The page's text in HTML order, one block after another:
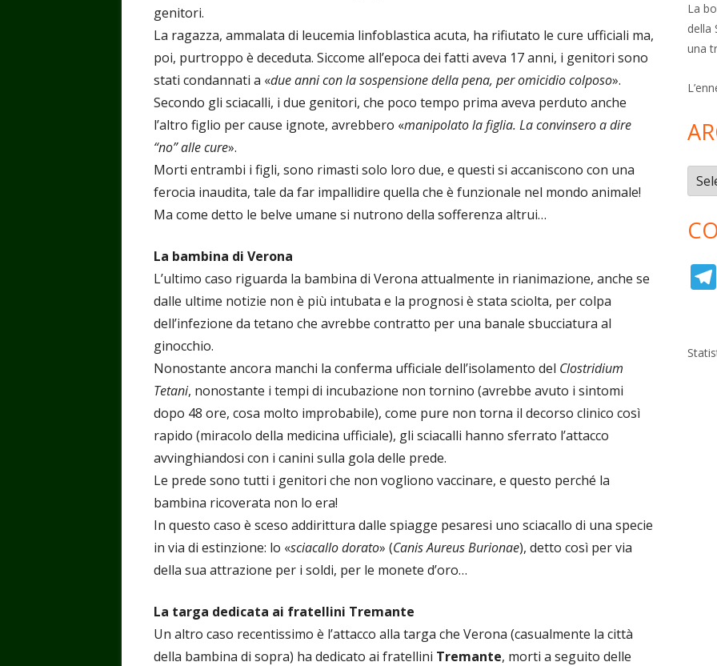
genitori.
La ragazza, ammalata di leucemia linfoblastica acuta, ha rifiutato le cure ufficiali ma,
poi, purtroppo è deceduta. Siccome all’epoca dei fatti aveva 17 anni, i genitori sono
stati condannati a «due anni con la sospensione della pena, per omicidio colposo».
Secondo gli sciacalli, i due genitori, che poco tempo prima aveva perduto anche
l’altro figlio per cause ignote, avrebbero «manipolato la figlia. La convinsero a dire
“no” alle cure».
Morti entrambi i figli, sono rimasti solo loro due, e questi si accaniscono con una
ferocia inaudita, tale da far impallidire quella che è funzionale nel mondo animale!
Ma come detto le belve umane si nutrono della sofferenza altrui…
La bambina di Verona
L’ultimo caso riguarda la bambina di Verona attualmente in rianimazione, anche se
dalle ultime notizie non è più intubata e la prognosi è stata sciolta, per colpa
dell’infezione da tetano che avrebbe contratto per una banale sbucciatura al
ginocchio.
Nonostante ancora manchi la conferma ufficiale dell’isolamento del Clostridium
Tetani, nonostante i tempi di incubazione non tornino (avrebbe avuto i sintomi
dopo 48 ore, cosa molto improbabile), come pure non torna il decorso clinico così
rapido (miracolo della medicina ufficiale), gli sciacalli hanno sferrato l’attacco
avvinghiandosi con i canini sulla gola delle prede.
Le prede sono tutti i genitori che non vogliono vaccinare, e questo perché la
bambina ricoverata non lo era!
In questo caso è sceso addirittura dalle spiagge pesaresi uno sciacallo di una specie
in via di estinzione: lo «sciacallo dorato» (Canis Aureus Burionae), detto così per via
della sua attrazione per i soldi, per le monete d’oro…
La targa dedicata ai fratellini Tremante
Un altro caso recentissimo è l’attacco alla targa che Verona (casualmente la città
della bambina di sopra) ha dedicato ai fratellini Tremante, morti a seguito delle
La
della
una